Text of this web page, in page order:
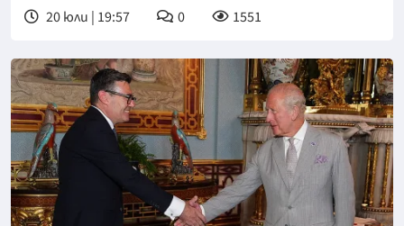
20 юли | 19:57 0 1551